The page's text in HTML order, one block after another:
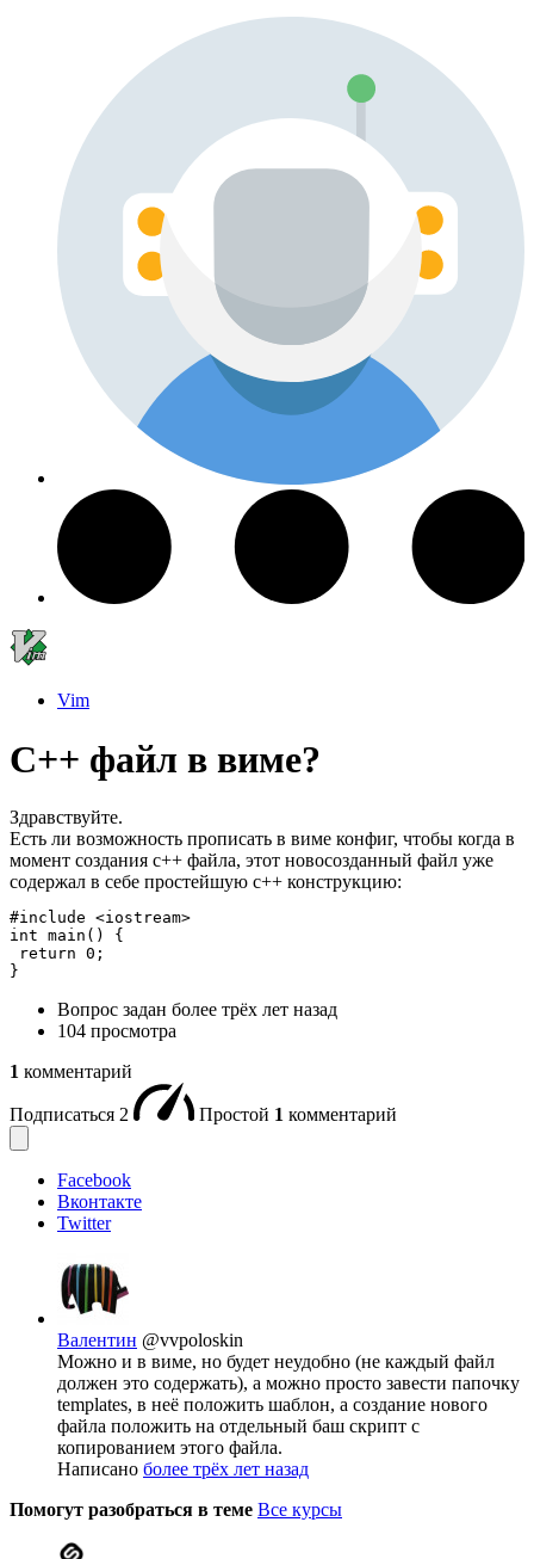
Vim
C++ файл в виме?
Здравствуйте.
Есть ли возможность прописать в виме конфиг, чтобы когда в
момент создания с++ файла, этот новосозданный файл уже
содержал в себе простейшую с++ конструкцию:
#include <iostream>
int main() {
return 0;
}
Вопрос задан более трёх лет назад
104 просмотра
1 комментарий
Подписаться 2 Простой 1 комментарий
Facebook
Вконтакте
Twitter
Валентин @vvpoloskin
Можно и в виме, но будет неудобно (не каждый файл
должен это содержать), а можно просто завести папочку
templates, в неё положить шаблон, а создание нового
файла положить на отдельный баш скрипт с
копированием этого файла.
Написано более трёх лет назад
Помогут разобраться в теме Все курсы